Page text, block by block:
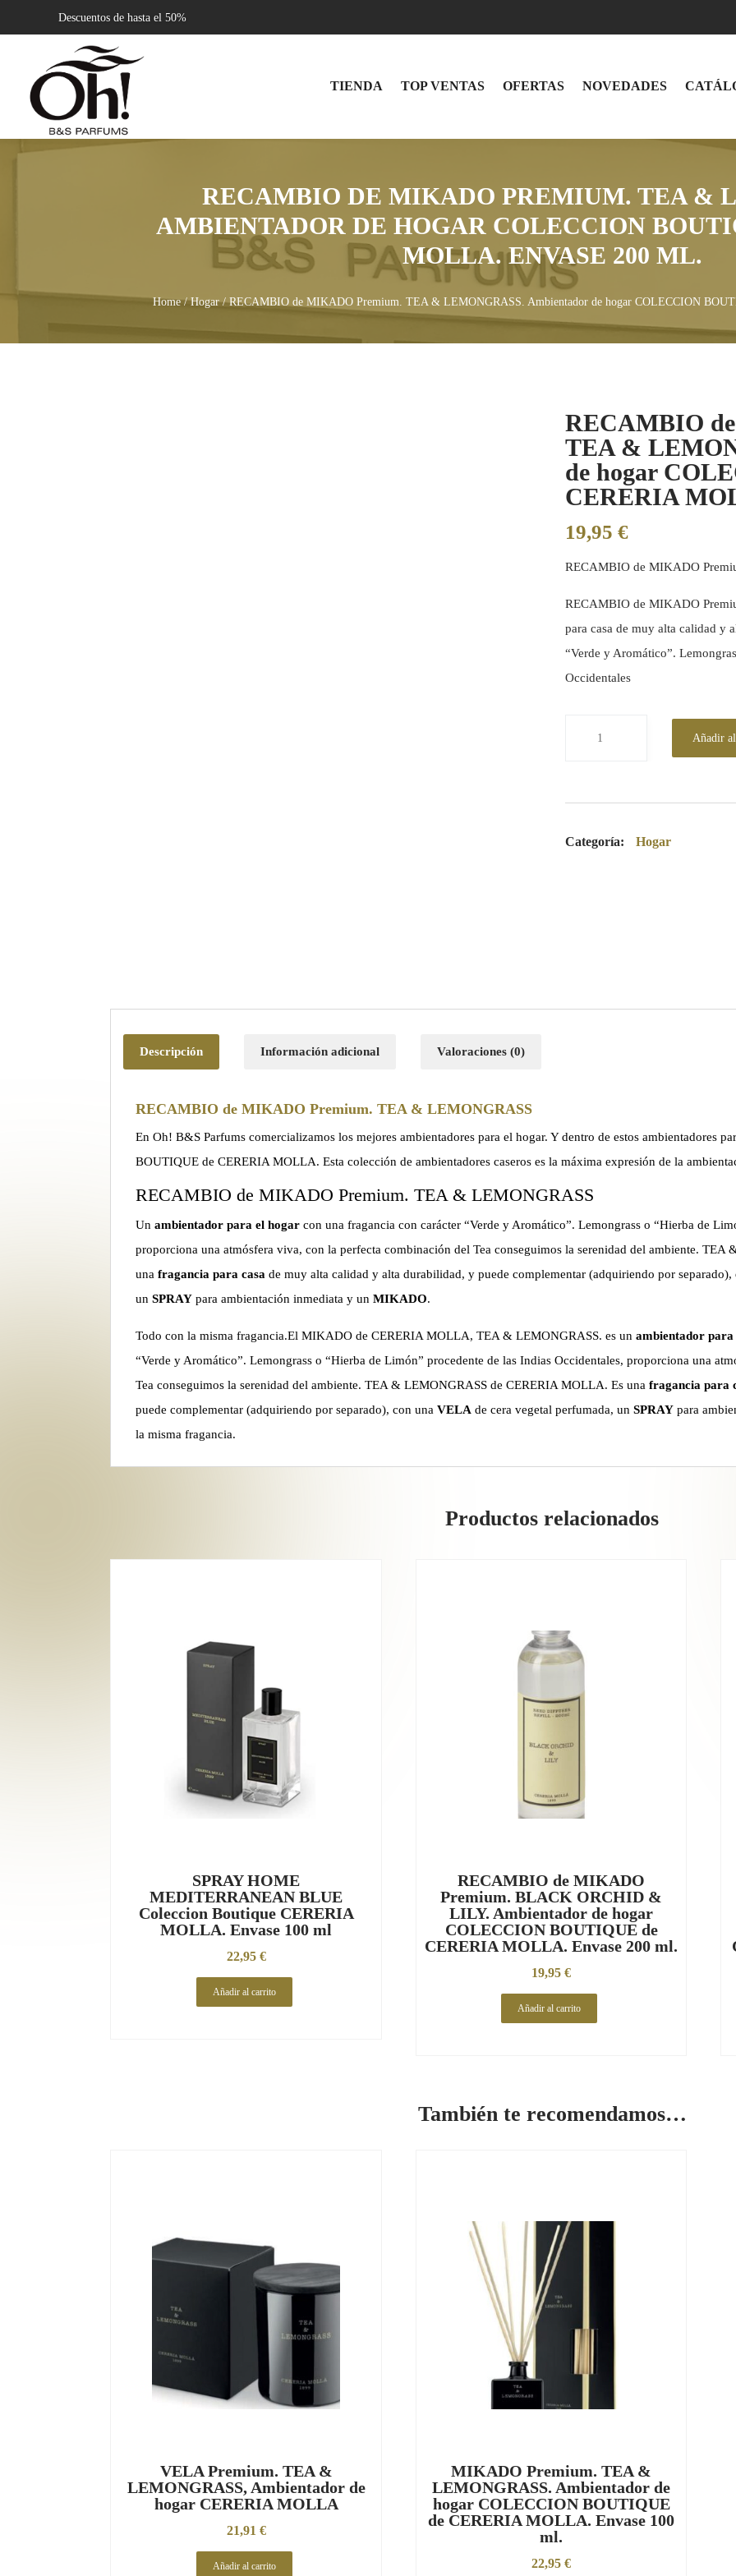
Descuentos de hasta el 50%
TIENDA TOP VENTAS OFERTAS NOVEDADES
RECAMBIO DE MIKADO PREMIUM. TEA &
AMBIENTADOR DE HOGAR COLECCION
MOLLA. ENVASE 200 ML.
Home/Hogar/ RECAMBIO de MIKADO Premium. TEA & LEMONGRASS. Ambientador de hogar COLECCION
RECAMBIO
TEA &
de hogar
CERERIA
19,95€
RECAMBIO de MIKADO
RECAMBIO de MIKADO
para casa de muy alta calidad y
“Verde y Aromático”.
Occidentales
Añadir
Categoría: Hogar
Descripción Información adicional Valoraciones (0)
RECAMBIO de MIKADO Premium. TEA & LEMONGRASS
En Oh! B&S Parfums comercializamos los mejores ambientadores para el hogar. Y dentro de estos ambientadores
BOUTIQUE de CERERIA MOLLA. Esta colección de ambientadores caseros es la máxima expresión de la
RECAMBIO de MIKADO Premium. TEA & LEMONGRASS
Unambientador para el hogarcon una fragancia con carácter “Verde y Aromático”. Lemongrass o “Hierba de
proporciona una atmósfera viva, con la perfecta combinación del Tea conseguimos la serenidad del ambiente.
unafragancia para casa de muy alta calidad y alta durabilidad, y puede complementar (adquiriendo por
unSPRAY para ambientación inmediata y unMIKADO.
Todo con la misma fragancia.El MIKADO de CERERIA MOLLA, TEA & LEMONGRASS. es unambientador
“Verde y Aromático”. Lemongrass o “Hierba de Limón” procedente de las Indias Occidentales, proporciona una
Tea conseguimos la serenidad del ambiente. TEA & LEMONGRASS de CERERIA MOLLA. Es unafragancia para
puede complementar (adquiriendo por separado), con unaVELA de cera vegetal perfumada, unSPRAY para
la misma fragancia.
Productos relacionados
SPRAY HOME
MEDITERRANEAN BLUE
Coleccion Boutique CERERIA
MOLLA. Envase 100 ml
22,95 €
Añadir al carrito
RECAMBIO de MIKADO
Premium. BLACK ORCHID &
LILY. Ambientador de hogar
COLECCION BOUTIQUE de
CERERIA MOLLA. Envase 200 ml.
19,95€
Añadir al carrito
También te recomendamos…
VELA Premium. TEA &
LEMONGRASS, Ambientador de
hogar CERERIA MOLLA
21,91 €
Añadir al carrito
MIKADO Premium. TEA &
LEMONGRASS. Ambientador de
hogar COLECCION BOUTIQUE
de CERERIA MOLLA. Envase 100
ml.
22,95€